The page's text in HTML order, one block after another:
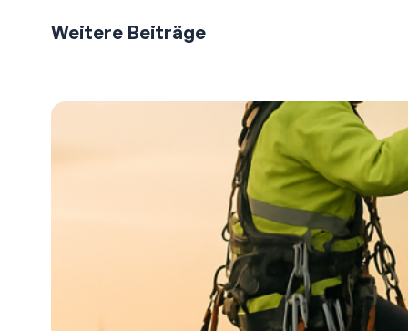
Weitere Beiträge